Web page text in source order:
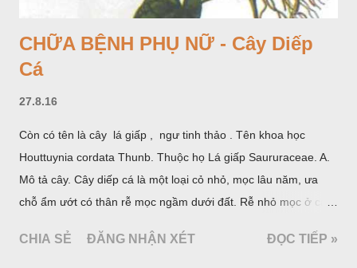
CHỮA BỆNH PHỤ NỮ - Cây Diếp
Cá
27.8.16
Còn có tên là cây lá giấp , ngư tinh thảo . Tên khoa học
Houttuynia cordata Thunb. Thuộc họ Lá giấp Saururaceae. A.
Mô tả cây. Cây diếp cá là một loại cỏ nhỏ, mọc lâu năm, ưa
chỗ ẩm ướt có thân rễ mọc ngầm dưới đất. Rễ nhỏ mọc ở các
cách, hình tim, đầu lá, hơi nhọn hay nhọn hẳn. Hoa nhỏ màu
CHIA SẺ ĐĂNG NHẬN XÉT ĐỌC TIẾP »